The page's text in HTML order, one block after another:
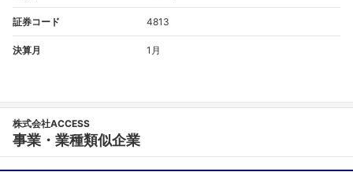
証券コード 4813
決算月 1月
株式会社ACCESS
事業・業種類似企業